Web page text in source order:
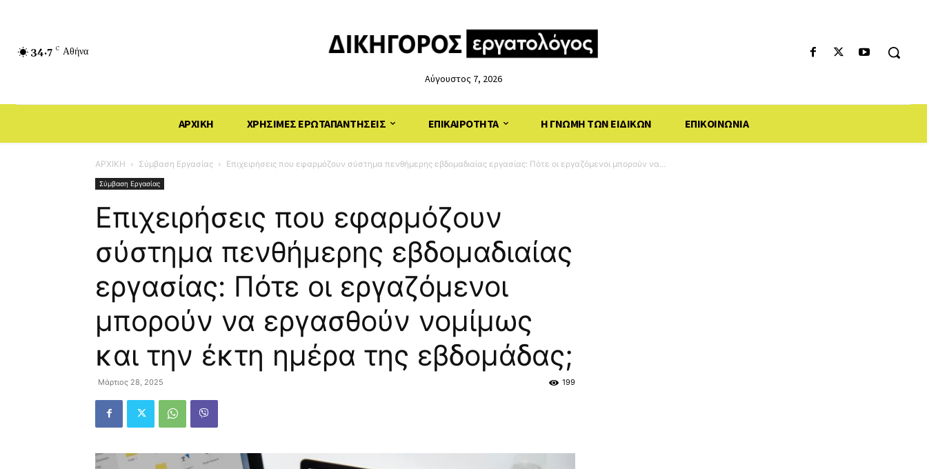
34.7 C Αθήνα
Αύγουστος 7, 2026
ΑΡΧΙΚΗ ΧΡΗΣΙΜΕΣ ΕΡΩΤΑΠΑΝΤΗΣΕΙΣ ΕΠΙΚΑΙΡΟΤΗΤΑ Η ΓΝΩΜΗ ΤΩΝ ΕΙΔΙΚΩΝ ΕΠΙΚΟΙΝΩΝΙΑ
ΑΡΧΙΚΗ Σύμβαση Εργασίας Επιχειρήσεις που εφαρμόζουν σύστημα πενθήμερης εβδομαδιαίας εργασίας: Πότε οι εργαζόμενοι μπορούν να...
Σύμβαση Εργασίας
Επιχειρήσεις που εφαρμόζουν
σύστημα πενθήμερης εβδομαδιαίας
εργασίας: Πότε οι εργαζόμενοι
μπορούν να εργασθούν νομίμως
και την έκτη ημέρα της εβδομάδας;
Μάρτιος 28, 2025 199